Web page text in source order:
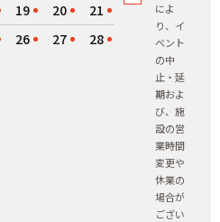
19 20
21
26 27
28
によ
り、イ
ベント
の中
止・延
期およ
び、施
設の営
業時間
変更や
休業の
場合が
ござい